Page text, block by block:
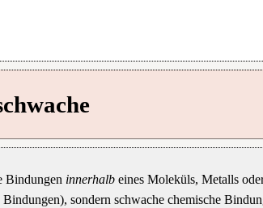
Bindungen innerhalb eines Moleküls, Metalls
Bindungen), sondern schwache chemische